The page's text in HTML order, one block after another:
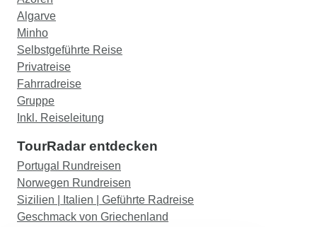
Algarve
Minho
Selbstgeführte Reise
Privatreise
Fahrradreise
Gruppe
Inkl. Reiseleitung
TourRadar entdecken
Portugal Rundreisen
Norwegen Rundreisen
Sizilien | Italien | Geführte Radreise
Geschmack von Griechenland